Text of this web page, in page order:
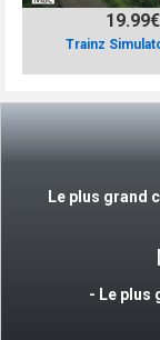
Trainz
19.99€
Le plus grand
- Le plus